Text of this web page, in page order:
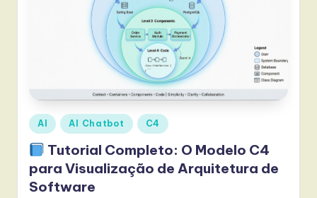
a
n
d
D
Posted
in
AI AI Chatbot C4
Tutorial Completo: O Modelo C4
para Visualização de Arquitetura de
Software